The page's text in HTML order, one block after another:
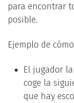
para encontrar
posible.
Ejemplo de
El jugador
coge la
que hay